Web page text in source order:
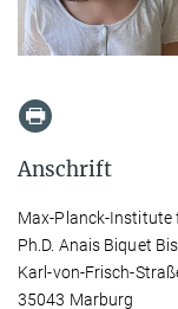
Anschrift
Max-Planck-Institute
Ph.D. Anais Biquet
Karl-von-Frisch-
35043 Marburg